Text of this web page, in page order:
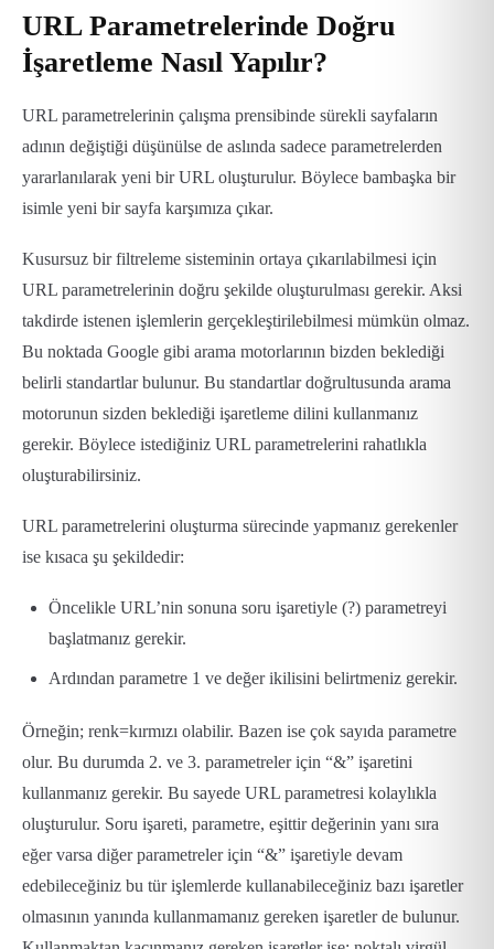
URL Parametrelerinde Doğru
İşaretleme Nasıl Yapılır?
URL parametrelerinin çalışma prensibinde sürekli sayfaların
adının değiştiği düşünülse de aslında sadece parametrelerden
yararlanılarak yeni bir URL oluşturulur. Böylece bambaşka bir
isimle yeni bir sayfa karşımıza çıkar.
Kusursuz bir filtreleme sisteminin ortaya çıkarılabilmesi için
URL parametrelerinin doğru şekilde oluşturulması gerekir. Aksi
takdirde istenen işlemlerin gerçekleştirilebilmesi mümkün olmaz.
Bu noktada Google gibi arama motorlarının bizden beklediği
belirli standartlar bulunur. Bu standartlar doğrultusunda arama
motorunun sizden beklediği işaretleme dilini kullanmanız
gerekir. Böylece istediğiniz URL parametrelerini rahatlıkla
oluşturabilirsiniz.
URL parametrelerini oluşturma sürecinde yapmanız gerekenler
ise kısaca şu şekildedir:
Öncelikle URL’nin sonuna soru işaretiyle (?) parametreyi
başlatmanız gerekir.
Ardından parametre 1 ve değer ikilisini belirtmeniz gerekir.
Örneğin; renk=kırmızı olabilir. Bazen ise çok sayıda parametre
olur. Bu durumda 2. ve 3. parametreler için “&” işaretini
kullanmanız gerekir. Bu sayede URL parametresi kolaylıkla
oluşturulur. Soru işareti, parametre, eşittir değerinin yanı sıra
eğer varsa diğer parametreler için “&” işaretiyle devam
edebileceğiniz bu tür işlemlerde kullanabileceğiniz bazı işaretler
olmasının yanında kullanmamanız gereken işaretler de bulunur.